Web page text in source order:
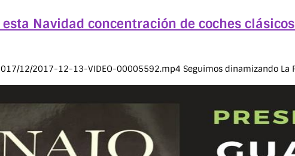
Navidad concentración de coches
12/2017-12-13-VIDEO-00005592.mp4 Seguimos dinamizando La